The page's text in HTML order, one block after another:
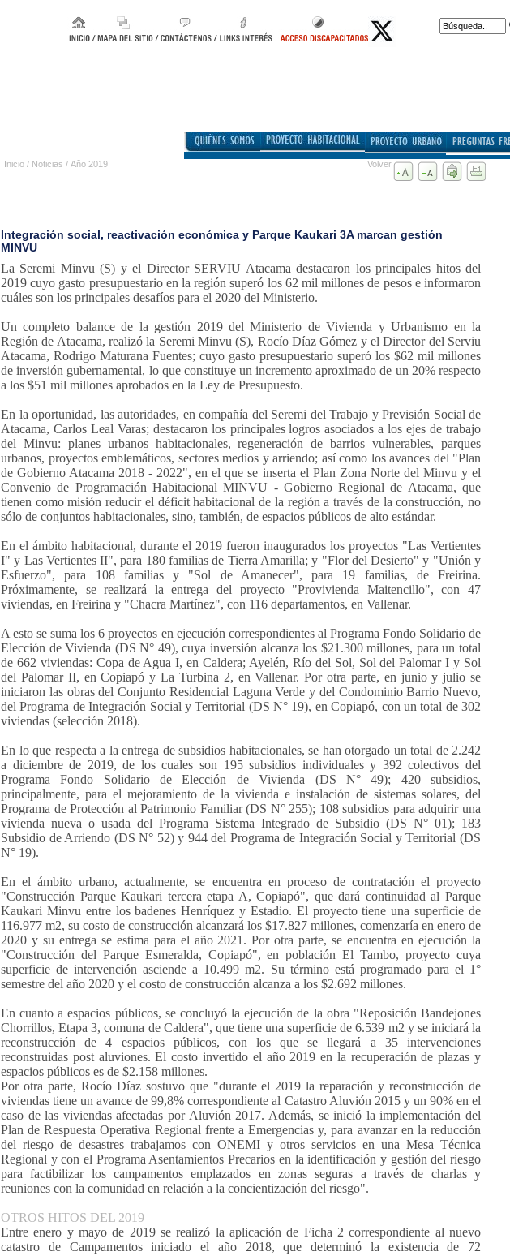
Inicio / Noticias / Año 2019 Volver
Integración social, reactivación económica y Parque Kaukari 3A marcan gestión
MINVU
La Seremi Minvu (S) y el Director SERVIU Atacama destacaron los principales hitos del
2019 cuyo gasto presupuestario en la región superó los 62 mil millones de pesos e informaron
cuáles son los principales desafíos para el 2020 del Ministerio.
Un completo balance de la gestión 2019 del Ministerio de Vivienda y Urbanismo en la
Región de Atacama, realizó la Seremi Minvu (S), Rocío Díaz Gómez y el Director del Serviu
Atacama, Rodrigo Maturana Fuentes; cuyo gasto presupuestario superó los $62 mil millones
de inversión gubernamental, lo que constituye un incremento aproximado de un 20% respecto
a los $51 mil millones aprobados en la Ley de Presupuesto.
En la oportunidad, las autoridades, en compañía del Seremi del Trabajo y Previsión Social de
Atacama, Carlos Leal Varas; destacaron los principales logros asociados a los ejes de trabajo
del Minvu: planes urbanos habitacionales, regeneración de barrios vulnerables, parques
urbanos, proyectos emblemáticos, sectores medios y arriendo; así como los avances del "Plan
de Gobierno Atacama 2018 - 2022", en el que se inserta el Plan Zona Norte del Minvu y el
Convenio de Programación Habitacional MINVU - Gobierno Regional de Atacama, que
tienen como misión reducir el déficit habitacional de la región a través de la construcción, no
sólo de conjuntos habitacionales, sino, también, de espacios públicos de alto estándar.
En el ámbito habitacional, durante el 2019 fueron inaugurados los proyectos "Las Vertientes
I" y Las Vertientes II", para 180 familias de Tierra Amarilla; y "Flor del Desierto" y "Unión y
Esfuerzo", para 108 familias y "Sol de Amanecer", para 19 familias, de Freirina.
Próximamente, se realizará la entrega del proyecto "Provivienda Maitencillo", con 47
viviendas, en Freirina y "Chacra Martínez", con 116 departamentos, en Vallenar.
A esto se suma los 6 proyectos en ejecución correspondientes al Programa Fondo Solidario de
Elección de Vivienda (DS N° 49), cuya inversión alcanza los $21.300 millones, para un total
de 662 viviendas: Copa de Agua I, en Caldera; Ayelén, Río del Sol, Sol del Palomar I y Sol
del Palomar II, en Copiapó y La Turbina 2, en Vallenar. Por otra parte, en junio y julio se
iniciaron las obras del Conjunto Residencial Laguna Verde y del Condominio Barrio Nuevo,
del Programa de Integración Social y Territorial (DS N° 19), en Copiapó, con un total de 302
viviendas (selección 2018).
En lo que respecta a la entrega de subsidios habitacionales, se han otorgado un total de 2.242
a diciembre de 2019, de los cuales son 195 subsidios individuales y 392 colectivos del
Programa Fondo Solidario de Elección de Vivienda (DS N° 49); 420 subsidios,
principalmente, para el mejoramiento de la vivienda e instalación de sistemas solares, del
Programa de Protección al Patrimonio Familiar (DS N° 255); 108 subsidios para adquirir una
vivienda nueva o usada del Programa Sistema Integrado de Subsidio (DS N° 01); 183
Subsidio de Arriendo (DS N° 52) y 944 del Programa de Integración Social y Territorial (DS
N° 19).
En el ámbito urbano, actualmente, se encuentra en proceso de contratación el proyecto
"Construcción Parque Kaukari tercera etapa A, Copiapó", que dará continuidad al Parque
Kaukari Minvu entre los badenes Henríquez y Estadio. El proyecto tiene una superficie de
116.977 m2, su costo de construcción alcanzará los $17.827 millones, comenzaría en enero de
2020 y su entrega se estima para el año 2021. Por otra parte, se encuentra en ejecución la
"Construcción del Parque Esmeralda, Copiapó", en población El Tambo, proyecto cuya
superficie de intervención asciende a 10.499 m2. Su término está programado para el 1°
semestre del año 2020 y el costo de construcción alcanza a los $2.692 millones.
En cuanto a espacios públicos, se concluyó la ejecución de la obra "Reposición Bandejones
Chorrillos, Etapa 3, comuna de Caldera", que tiene una superficie de 6.539 m2 y se iniciará la
reconstrucción de 4 espacios públicos, con los que se llegará a 35 intervenciones
reconstruidas post aluviones. El costo invertido el año 2019 en la recuperación de plazas y
espacios públicos es de $2.158 millones.
Por otra parte, Rocío Díaz sostuvo que "durante el 2019 la reparación y reconstrucción de
viviendas tiene un avance de 99,8% correspondiente al Catastro Aluvión 2015 y un 90% en el
caso de las viviendas afectadas por Aluvión 2017. Además, se inició la implementación del
Plan de Respuesta Operativa Regional frente a Emergencias y, para avanzar en la reducción
del riesgo de desastres trabajamos con ONEMI y otros servicios en una Mesa Técnica
Regional y con el Programa Asentamientos Precarios en la identificación y gestión del riesgo
para factibilizar los campamentos emplazados en zonas seguras a través de charlas y
reuniones con la comunidad en relación a la concientización del riesgo".
OTROS HITOS DEL 2019
Entre enero y mayo de 2019 se realizó la aplicación de Ficha 2 correspondiente al nuevo
catastro de Campamentos iniciado el año 2018, que determinó la existencia de 72